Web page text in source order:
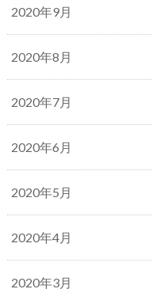
2020年9月
2020年8月
2020年7月
2020年6月
2020年5月
2020年4月
2020年3月